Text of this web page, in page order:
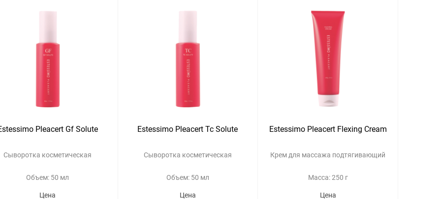
Pleacert Gf Solute
Сыворотка косметическая
Объем: 50 мл
Цена
Estessimo Pleacert Tc Solute
Сыворотка косметическая
Объем: 50 мл
Цена
Estessimo Pleacert Flexing Cream
Крем для массажа подтягивающий
Масса: 250 г
Цена